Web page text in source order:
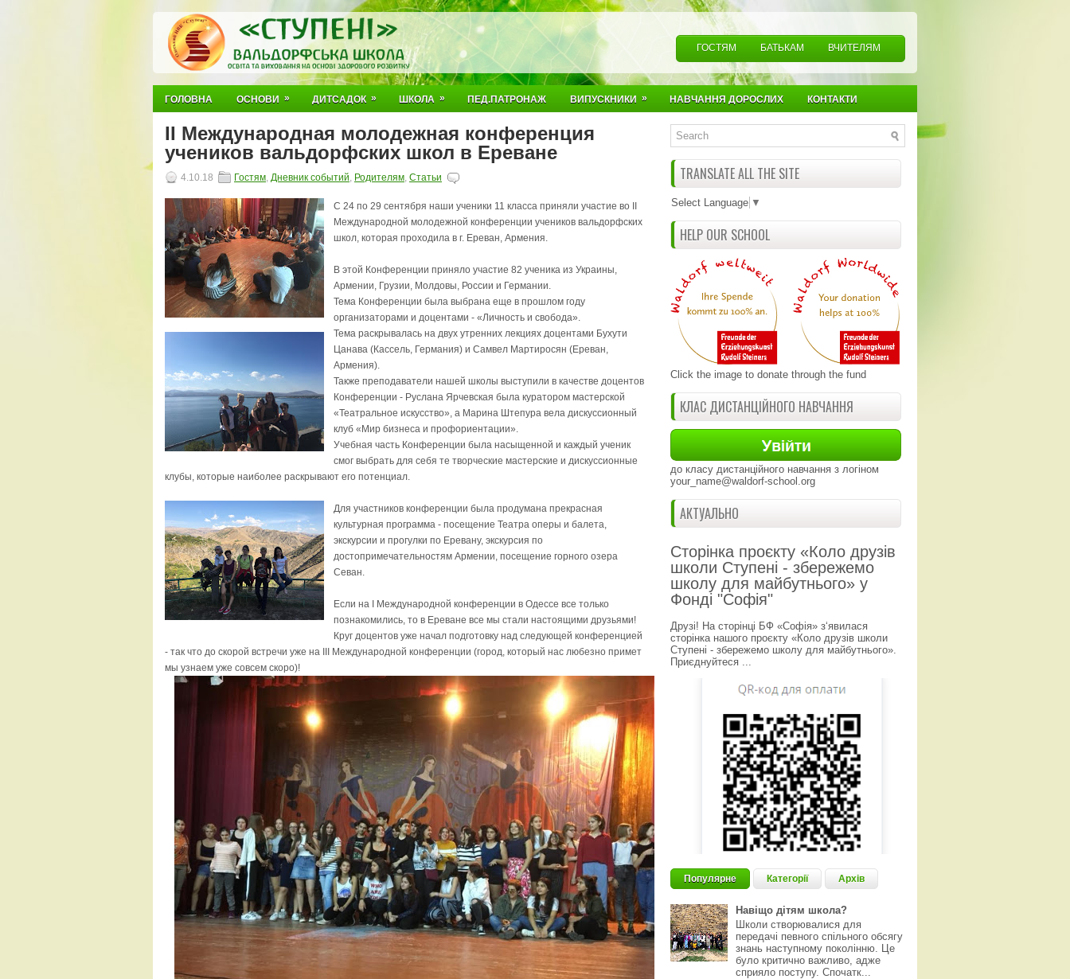
ГОСТЯМ БАТЬКАМ ВЧИТЕЛЯМ
ГОЛОВНА ОСНОВИ » ДИТСАДОК » ШКОЛА » ПЕД.ПАТРОНАЖ ВИПУСКНИКИ » НАВЧАННЯ ДОРОСЛИХ КОНТАКТИ
ІІ Международная молодежная конференция
учеников вальдорфских школ в Ереване
4.10.18 Гостям, Дневник событий, Родителям, Статьи
С 24 по 29 сентября наши ученики 11 класса приняли участие во ІІ
Международной молодежной конференции учеников вальдорфских
школ, которая проходила в г. Ереван, Армения.
В этой Конференции приняло участие 82 ученика из Украины,
Армении, Грузии, Молдовы, России и Германии.
Тема Конференции была выбрана еще в прошлом году
организаторами и доцентами - «Личность и свобода».
Тема раскрывалась на двух утренних лекциях доцентами Бухути
Цанава (Кассель, Германия) и Самвел Мартиросян (Ереван,
Армения).
Также преподаватели нашей школы выступили в качестве доцентов
Конференции - Руслана Ярчевская была куратором мастерской
«Театральное искусство», а Марина Штепура вела дискуссионный
клуб «Мир бизнеса и профориентации».
Учебная часть Конференции была насыщенной и каждый ученик
смог выбрать для себя те творческие мастерские и дискуссионные
клубы, которые наиболее раскрывают его потенциал.
Для участников конференции была продумана прекрасная
культурная программа - посещение Театра оперы и балета,
экскурсии и прогулки по Еревану, экскурсия по
достопримечательностям Армении, посещение горного озера
Севан.
Если на І Международной конференции в Одессе все только
познакомились, то в Ереване все мы стали настоящими друзьями!
Круг доцентов уже начал подготовку над следующей конференцией
- так что до скорой встречи уже на ІІІ Международной конференции (город, который нас любезно примет
мы узнаем уже совсем скоро)!
TRANSLATE ALL THE SITE
Select Language ▼
HELP OUR SCHOOL
Click the image to donate through the fund
КЛАС ДИСТАНЦІЙНОГО НАВЧАННЯ
до класу дистанційного навчання з логіном
your_name@waldorf-school.org
АКТУАЛЬНО
Сторінка проєкту «Коло друзів
школи Ступені - збережемо
школу для майбутнього» у
Фонді "Софія"
Друзі! На сторінці БФ «Софія» з‘явилася
сторінка нашого проєкту «Коло друзів школи
Ступені - збережемо школу для майбутнього».
Приєднуйтеся ...
Популярне Категорії Архів
Навіщо дітям школа?
Школи створювалися для
передачі певного спільного обсягу
знань наступному поколінню. Це
було критично важливо, адже
сприяло поступу. Спочатк...